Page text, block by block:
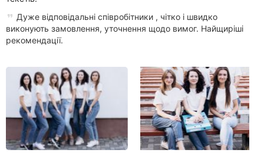
Дуже відповідальні співробітники , чітко і швидко
виконують замовлення, уточнення щодо вимог. Найщиріші
рекомендації.